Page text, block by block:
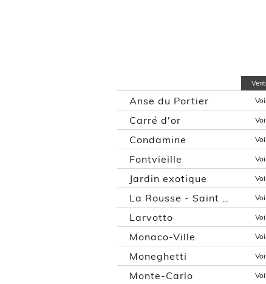
Anse du Portier
Carré d'or
Condamine
Fontvieille
Jardin exotique
Larvotto
Monaco-Ville
Moneghetti
Monte-Carlo